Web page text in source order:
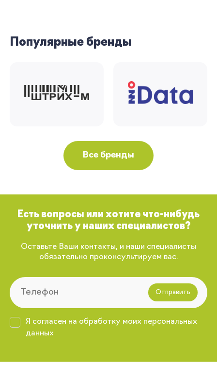
Популярные бренды
Все бренды
Есть вопросы или хотите что-нибудь
уточнить у наших специалистов?
Оставьте Ваши контакты, и наши специалисты
обязательно проконсультируем вас.
Отправить
Я согласен на обработку моих персональных
данных